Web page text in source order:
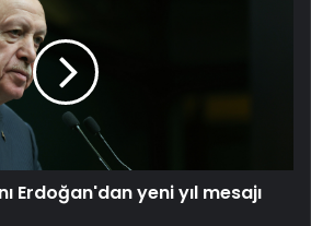
Erdoğan'dan yeni yıl mesajı